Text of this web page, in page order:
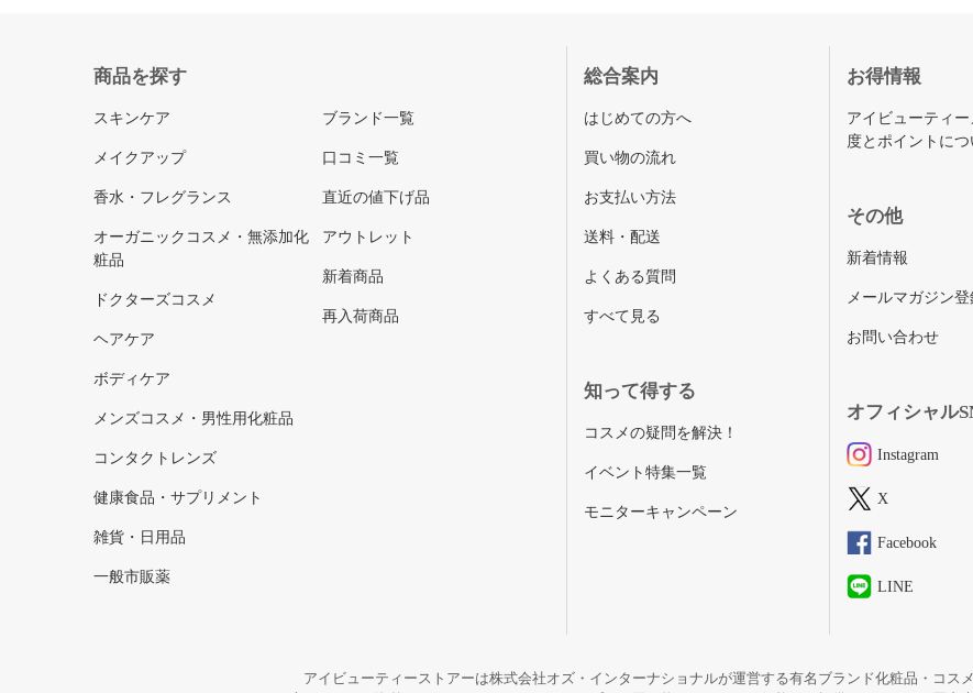
商品を探す
スキンケア
メイクアップ
香水・フレグランス
オーガニックコスメ・無添加化
粧品
ドクターズコスメ
ヘアケア
ボディケア
メンズコスメ・男性用化粧品
コンタクトレンズ
健康食品・サプリメント
雑貨・日用品
一般市販薬
ブランド一覧
口コミ一覧
直近の値下げ品
アウトレット
新着商品
再入荷商品
総合案内
はじめての方へ
買い物の流れ
お支払い方法
送料・配送
よくある質問
すべて見る
知って得する
コスメの疑問を解決！
イベント特集一覧
モニターキャンペーン
お得情報
アイビューティー
度とポイントにつ
その他
新着情報
メールマガジン登
お問い合わせ
オフィシャル
Instagram
X
Facebook
LINE
アイビューティーストアーは株式会社オズ・インターナショナルが運営する有名ブランド化粧品・コス